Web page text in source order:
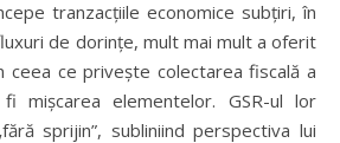
tranzacțiile economice subțiri, în
de dorințe, mult mai mult a oferit
ce privește colectarea fiscală a
mișcarea elementelor. GSR-ul lor
sprijin”, subliniind perspectiva lui